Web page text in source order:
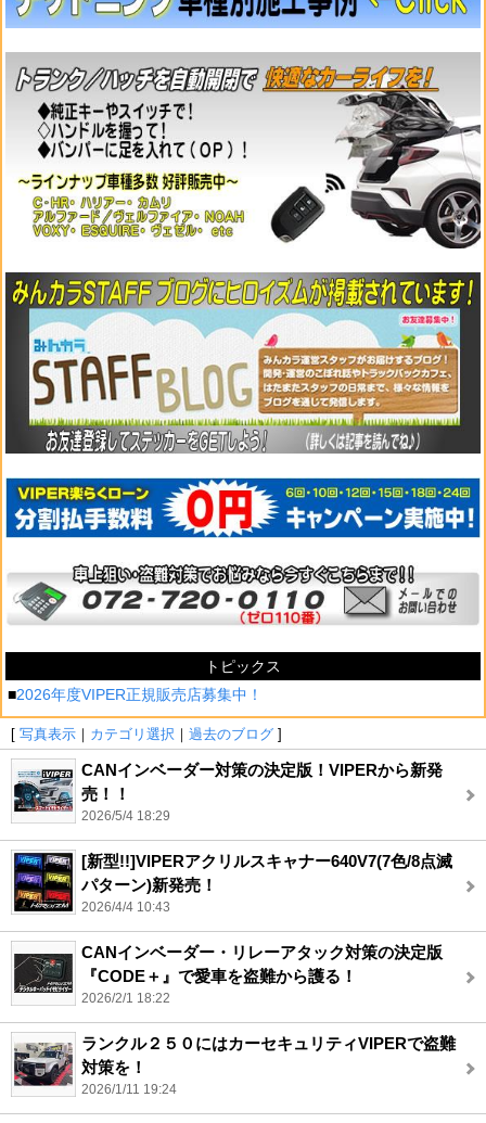
トピックス
■2026年度VIPER正規販売店募集中！
[ 写真表示 ｜ カテゴリ選択 ｜ 過去のブログ ]
CANインベーダー対策の決定版！VIPERから新発
売！！
2026/5/4 18:29
[新型!!]VIPERアクリルスキャナー640V7(7色/8点滅
パターン)新発売！
2026/4/4 10:43
CANインベーダー・リレーアタック対策の決定版
『CODE＋』で愛車を盗難から護る！
2026/2/1 18:22
ランクル２５０にはカーセキュリティVIPERで盗難
対策を！
2026/1/11 19:24